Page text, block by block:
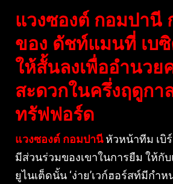
แวงซองต์ กอมปานี
ของ ดัชท์แมนที่ เบ
ให้สั้นลงเพื่ออำนวย
สะดวกในครึ่งฤดูกา
ทรัฟฟอร์ด
แวงซองต์ กอมปานีหัวหน้าทีม เบิร์
มีส่วนร่วมของเขาในการยืม ให้กั
ยูไนเต็ดนั้น ‘ง่าย’เวก์ฮอร์สท์มีกำ